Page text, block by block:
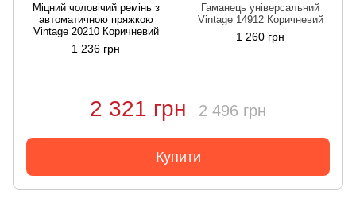
Міцний чоловічий ремінь з
автоматичною пряжкою
Vintage 20210 Коричневий
1 236 грн
Гаманець універсальний
Vintage 14912 Коричневий
1 260 грн
2 321 грн 2 496 грн
Купити